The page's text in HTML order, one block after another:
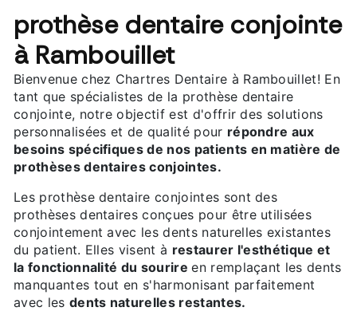
prothèse dentaire conjointe
à Rambouillet
Bienvenue chez Chartres Dentaire à Rambouillet! En
tant que spécialistes de la prothèse dentaire
conjointe, notre objectif est d'offrir des solutions
personnalisées et de qualité pour répondre aux
besoins spécifiques de nos patients en matière de
prothèses dentaires conjointes.
Les prothèse dentaire conjointes sont des
prothèses dentaires conçues pour être utilisées
conjointement avec les dents naturelles existantes
du patient. Elles visent à restaurer l'esthétique et
la fonctionnalité du sourireen remplaçant les dents
manquantes tout en s'harmonisant parfaitement
avec les dents naturelles restantes.